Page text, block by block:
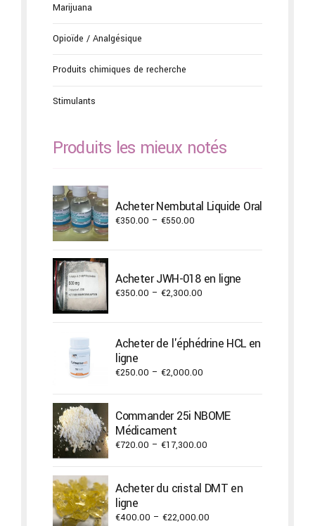
Marijuana
Opioïde / Analgésique
Produits chimiques de recherche
Stimulants
Produits les mieux notés
Acheter Nembutal Liquide Oral
€350.00 – €550.00
€550.00
Acheter JWH-018 en ligne
€350.00 – €2,300.00
through
€2,300.00
Acheter de l'éphédrine HCL en
ligne
€250.00 – €2,000.00
through
Commander 25i NBOME
Médicament
€720.00 – €17,300.00
through
Acheter du cristal DMT en
ligne
€400.00 – €22,000.00